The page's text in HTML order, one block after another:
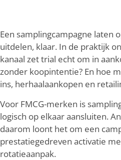
Een samplingcampagne laten
uitdelen, klaar. In de praktijk
kanaal zet trial echt om in
zonder koopintentie? En hoe
ins, herhaalaankopen en
Voor FMCG-merken is
logisch op elkaar aansluiten.
daarom loont het om een
prestatiegedreven activatie
rotatieaanpak.